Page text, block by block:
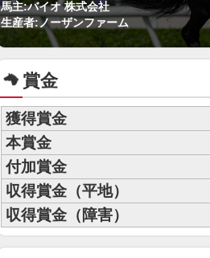
馬主:バイオ 株式会社
生産者:ノーザンファーム
賞金
獲得賞金
本賞金
付加賞金
収得賞金（平地）
収得賞金（障害）